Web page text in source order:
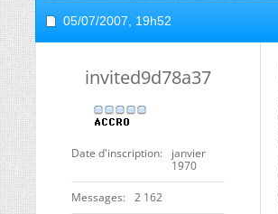
05/07/2007, 19h52
invited9d78a37
Date d'inscription
janvier
1970
Messages 2 162